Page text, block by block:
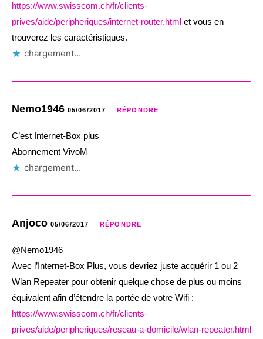
https://www.swisscom.ch/fr/clients-
prives/aide/peripheriques/internet-router.html et vous en
trouverez les caractéristiques.
chargement…
Nemo1946 05/06/2017 RÉPONDRE
C’est Internet-Box plus
Abonnement VivoM
chargement…
Anjoco 05/06/2017 RÉPONDRE
@Nemo1946
Avec l’Internet-Box Plus, vous devriez juste acquérir 1 ou 2
Wlan Repeater pour obtenir quelque chose de plus ou moins
équivalent afin d’étendre la portée de votre Wifi :
https://www.swisscom.ch/fr/clients-
prives/aide/peripheriques/reseau-a-domicile/wlan-repeater.html